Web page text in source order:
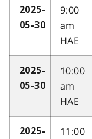
2025-
05-30
9:00
am
HAE
2025-
05-30
10:00
am
HAE
2025-
11:00